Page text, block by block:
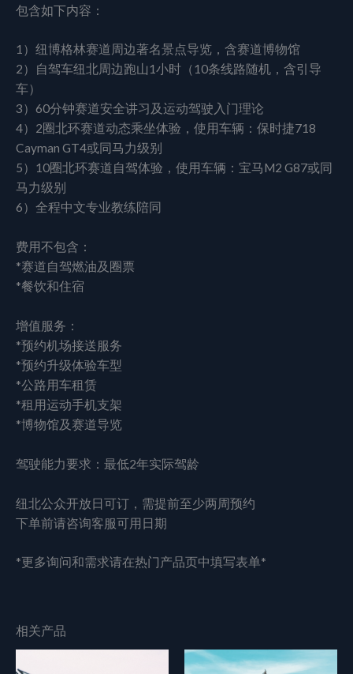
包含如下内容：
1）纽博格林赛道周边著名景点导览，含赛道博物馆
2）自驾车纽北周边跑山1小时（10条线路随机，含引导
车）
3）60分钟赛道安全讲习及运动驾驶入门理论
4）2圈北环赛道动态乘坐体验，使用车辆：保时捷718
Cayman GT4或同马力级别
5）10圈北环赛道自驾体验，使用车辆：宝马M2 G87或同
马力级别
6）全程中文专业教练陪同
费用不包含：
*赛道自驾燃油及圈票
*餐饮和住宿
增值服务：
*预约机场接送服务
*预约升级体验车型
*公路用车租赁
*租用运动手机支架
*博物馆及赛道导览
驾驶能力要求：最低2年实际驾龄
纽北公众开放日可订，需提前至少两周预约
下单前请咨询客服可用日期
*更多询问和需求请在热门产品页中填写表单*
相关产品